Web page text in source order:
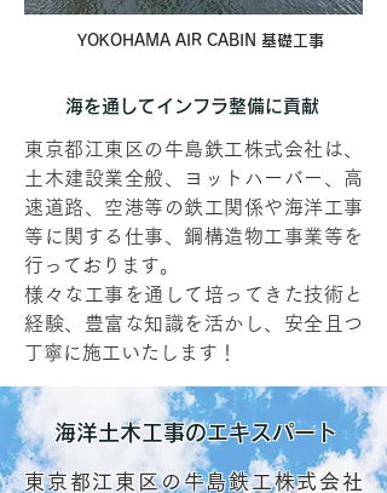
YOKOHAMA AIR CABIN 基礎工事
海を通してインフラ整備に貢献
東京都江東区の牛島鉄工株式会社は、
土木建設業全般、ヨットハーバー、高
速道路、空港等の鉄工関係や海洋工事
等に関する仕事、鋼構造物工事業等を
行っております。
様々な工事を通して培ってきた技術と
経験、豊富な知識を活かし、安全且つ
丁寧に施工いたします！
海洋土木工事のエキスパート
東京都江東区の牛島鉄工株式会社